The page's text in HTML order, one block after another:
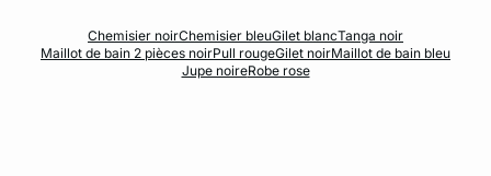
Chemisier noirChemisier bleuGilet blancTanga noir
Maillot de bain 2 pièces noirPull rougeGilet noirMaillot de bain bleu
Jupe noireRobe rose